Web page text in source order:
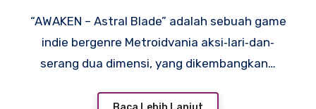
“AWAKEN – Astral Blade” adalah sebuah game
indie bergenre Metroidvania aksi‐lari‐dan‐
serang dua dimensi, yang dikembangkan…